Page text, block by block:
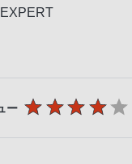
EXPERT
ー